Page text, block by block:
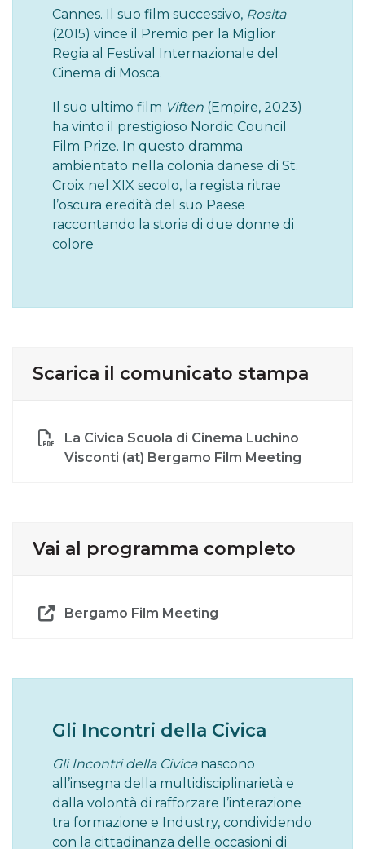
Cannes. Il suo film successivo, Rosita
(2015) vince il Premio per la Miglior
Regia al Festival Internazionale del
Cinema di Mosca.
Il suo ultimo film Viften (Empire, 2023)
ha vinto il prestigioso Nordic Council
Film Prize. In questo dramma
ambientato nella colonia danese di St.
Croix nel XIX secolo, la regista ritrae
l’oscura eredità del suo Paese
raccontando la storia di due donne di
colore
Scarica il comunicato stampa
La Civica Scuola di Cinema Luchino
Visconti (at) Bergamo Film Meeting
Vai al programma completo
Bergamo Film Meeting
Gli Incontri della Civica
Gli Incontri della Civica nascono
all’insegna della multidisciplinarietà e
dalla volontà di rafforzare l’interazione
tra formazione e Industry, condividendo
con la cittadinanza delle occasioni di